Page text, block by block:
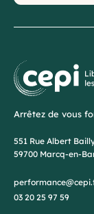
Arrêtez de vous
551 Rue Albert
59700 Marcq-en-
03 20 25 97 59